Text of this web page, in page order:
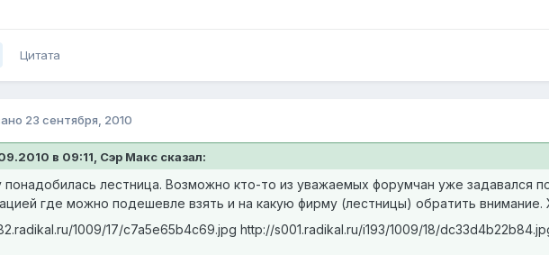
Цитата
23 сентября, 2010
в 09:11, Сэр Макс сказал:
понадобилась лестница. Возможно кто-то из уважаемых форумчан уже задавался
где можно подешевле взять и на какую фирму (лестницы) обратить внимание.
1009/17/c7a5e65b4c69.jpg http://s001.radikal.ru/i193/1009/18/